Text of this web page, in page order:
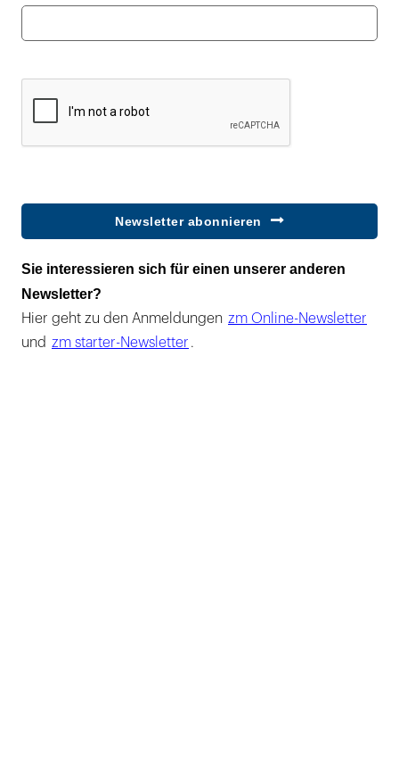
Newsletter abonnieren
Sie interessieren sich für einen unserer anderen
Newsletter?
Hier geht zu den Anmeldungen zm Online-Newsletter
und zm starter-Newsletter .